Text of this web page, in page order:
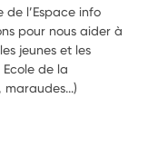
l’Espace info
pour nous aider à
jeunes et les
de la